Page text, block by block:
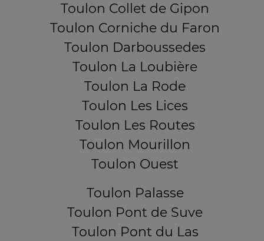
Toulon Collet de Gipon
Toulon Corniche du Faron
Toulon Darboussedes
Toulon La Loubière
Toulon La Rode
Toulon Les Lices
Toulon Les Routes
Toulon Mourillon
Toulon Ouest
Toulon Palasse
Toulon Pont de Suve
Toulon Pont du Las